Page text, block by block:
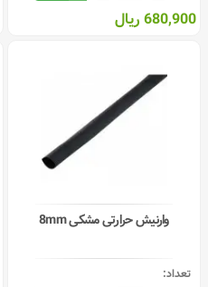
680,900 ریال
وارنیش حرارتی مشکی 8mm
تعداد: